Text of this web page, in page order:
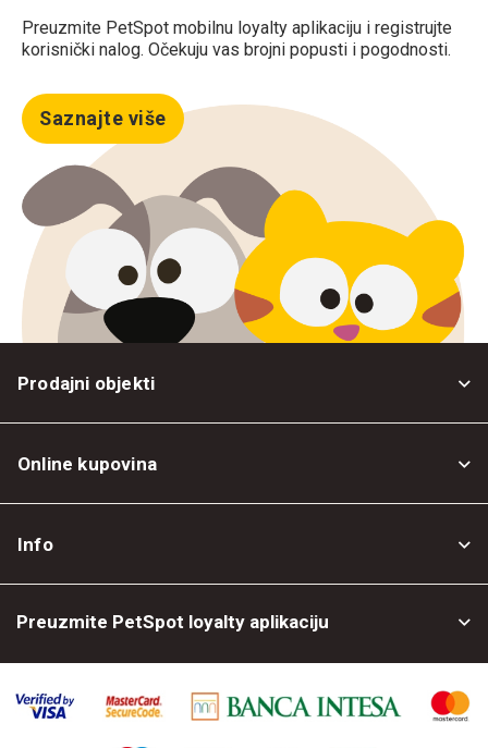
Preuzmite PetSpot mobilnu loyalty aplikaciju i registrujte
korisnički nalog. Očekuju vas brojni popusti i pogodnosti.
Saznajte više
Prodajni objekti
Online kupovina
Info
Preuzmite PetSpot loyalty aplikaciju